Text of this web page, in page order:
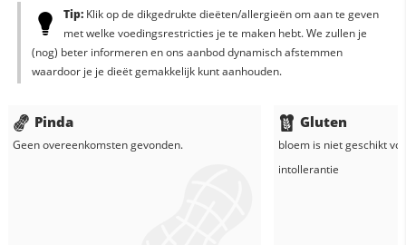
Tip:Klik op de dikgedrukte dieëten/allergieën om aan te geven
met welke voedingsrestricties je te maken hebt. We zullen je
(nog) beter informeren en ons aanbod dynamisch afstemmen
waardoor je je dieët gemakkelijk kunt aanhouden.
Pinda
Geen overeenkomsten gevonden.
Gluten
bloemis niet geschikt
intollerantie